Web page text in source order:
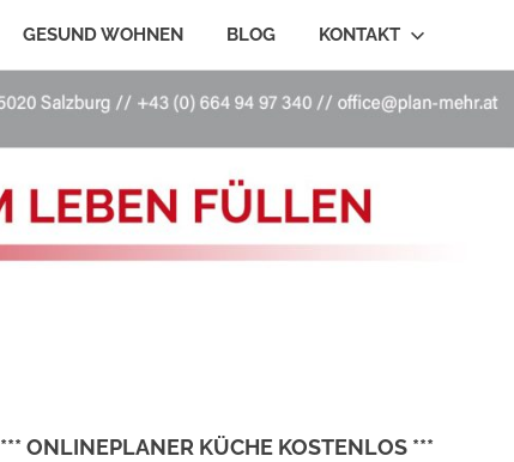
GESUND WOHNEN BLOG KONTAKT
*** ONLINEPLANER KÜCHE KOSTENLOS ***